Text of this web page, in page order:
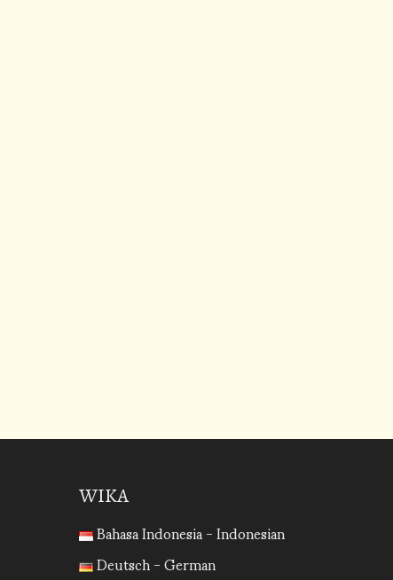
WIKA
Bahasa Indonesia - Indonesian
Deutsch - German